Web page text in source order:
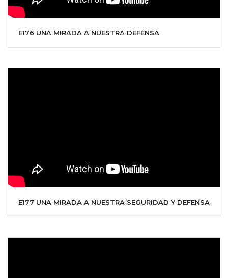
E176 UNA MIRADA A NUESTRA DEFENSA
E177 UNA MIRADA A NUESTRA SEGURIDAD Y DEFENSA